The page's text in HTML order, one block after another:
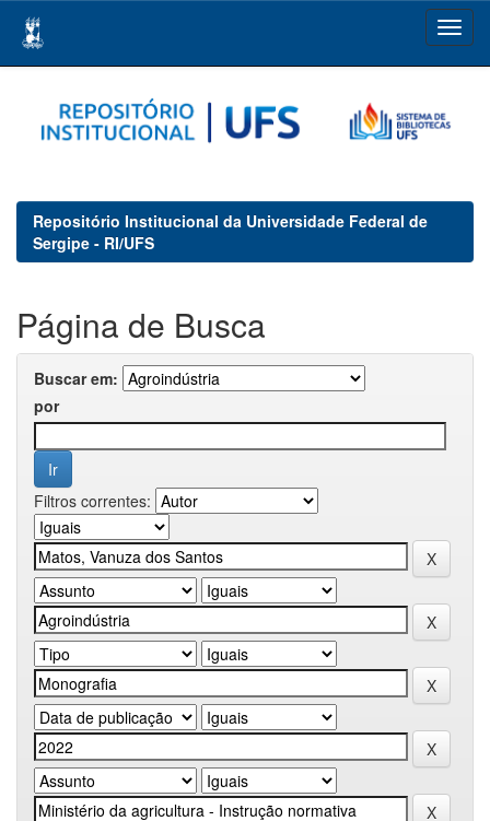
navigation
Repositório Institucional da Universidade Federal de
Sergipe - RI/UFS
Página de Busca
Buscar em:
por
Filtros correntes: